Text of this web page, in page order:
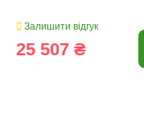
Залишити відгук
25 507 ₴